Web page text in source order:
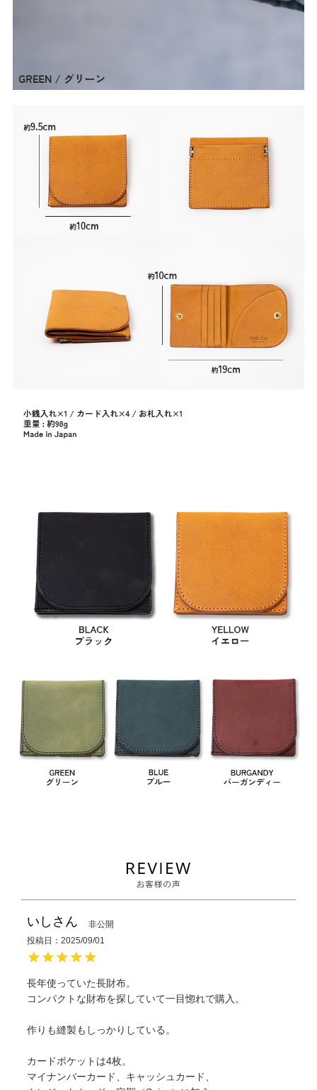
いし
非公開
投稿日
2025/09/01
長年使っていた長財布。
コンパクトな財布を探していて一目惚れで購入。
作りも縫製もしっかりしている。
カードポケットは4枚。
マイナンバーカード、キャッシュカード、